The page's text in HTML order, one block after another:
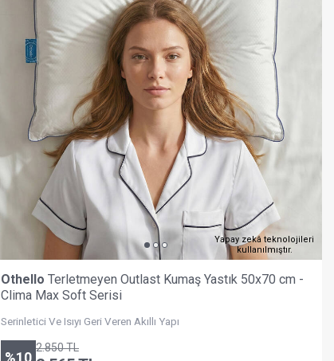
Yapay zekâ teknolojileri
kullanılmıştır.
Othello Terletmeyen Outlast Kumaş Yastık 50x70 cm -
Clima Max Soft Serisi
Serinletici Ve Isıyı Geri Veren Akıllı Yapı
%10
2.850TL